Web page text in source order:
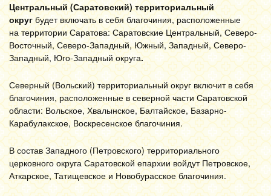
Центральный (Саратовский) территориальный
округ будет включать в себя благочиния, расположенные
на территории Саратова: Саратовские Центральный, Северо-
Восточный, Северо-Западный, Южный, Западный, Северо-
Западный, Юго-Западный округа.
Северный (Вольский) территориальный округ включит в себя
благочиния, расположенные в северной части Саратовской
области: Вольское, Хвалынское, Балтайское, Базарно-
Карабулакское, Воскресенское благочиния.
В состав Западного (Петровского) территориального
церковного округа Саратовской епархии войдут Петровское,
Аткарское, Татищевское и Новобурасское благочиния.